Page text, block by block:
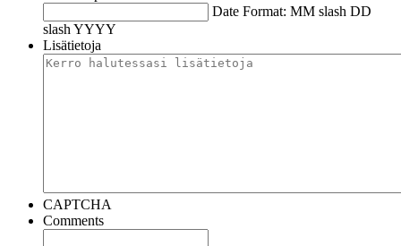
Date Format: MM slash DD
slash YYYY
Lisätietoja
CAPTCHA
Comments